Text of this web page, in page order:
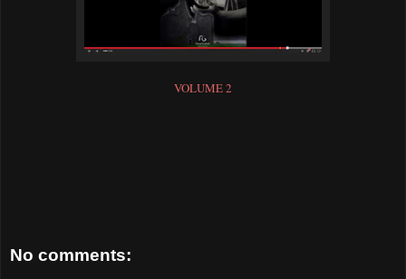
VOLUME 2
No comments: